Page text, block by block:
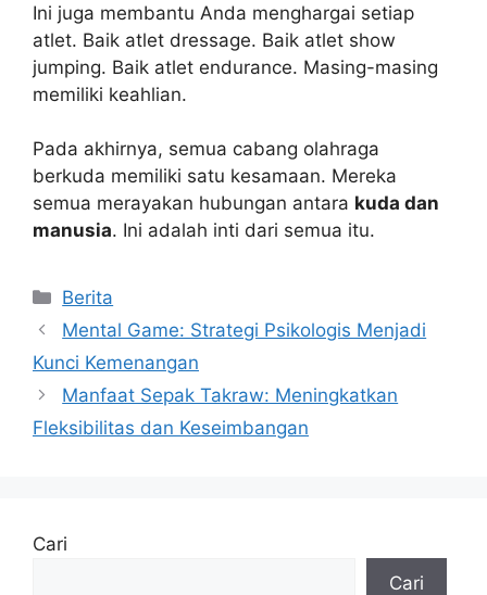
Ini juga membantu Anda menghargai setiap
atlet. Baik atlet dressage. Baik atlet show
jumping. Baik atlet endurance. Masing-masing
memiliki keahlian.
Pada akhirnya, semua cabang olahraga
berkuda memiliki satu kesamaan. Mereka
semua merayakan hubungan antara kuda dan
manusia. Ini adalah inti dari semua itu.
Kategori
Berita
Mental Game: Strategi Psikologis Menjadi
Kunci Kemenangan
Manfaat Sepak Takraw: Meningkatkan
Fleksibilitas dan Keseimbangan
Cari
Cari